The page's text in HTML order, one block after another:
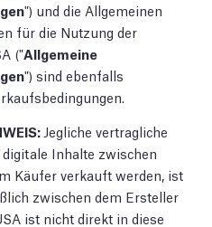
") und die Allgemeinen
für die Nutzung der
("Allgemeine
") sind ebenfalls
Jegliche vertragliche
Inhalte zwischen
Käufer verkauft werden, ist
zwischen dem Ersteller
ist nicht direkt in diese